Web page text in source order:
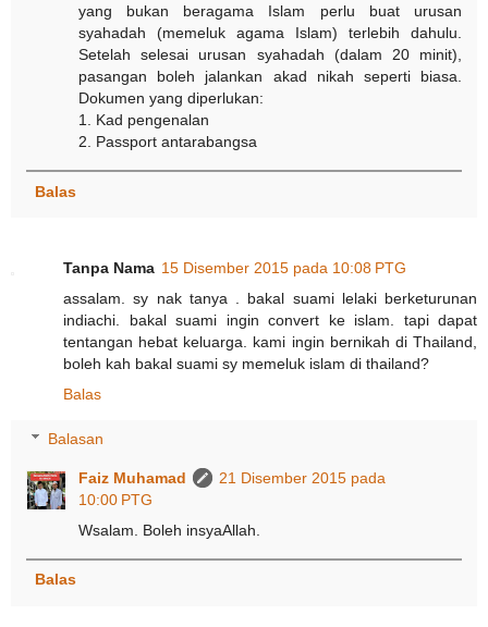
yang bukan beragama Islam perlu buat urusan
syahadah (memeluk agama Islam) terlebih dahulu.
Setelah selesai urusan syahadah (dalam 20 minit),
pasangan boleh jalankan akad nikah seperti biasa.
Dokumen yang diperlukan:
1. Kad pengenalan
2. Passport antarabangsa
Balas
Tanpa Nama 15 Disember 2015 pada 10:08 PTG
assalam. sy nak tanya . bakal suami lelaki berketurunan
indiachi. bakal suami ingin convert ke islam. tapi dapat
tentangan hebat keluarga. kami ingin bernikah di Thailand,
boleh kah bakal suami sy memeluk islam di thailand?
Balas
Balasan
Faiz Muhamad
21 Disember 2015 pada
10:00 PTG
Wsalam. Boleh insyaAllah.
Balas